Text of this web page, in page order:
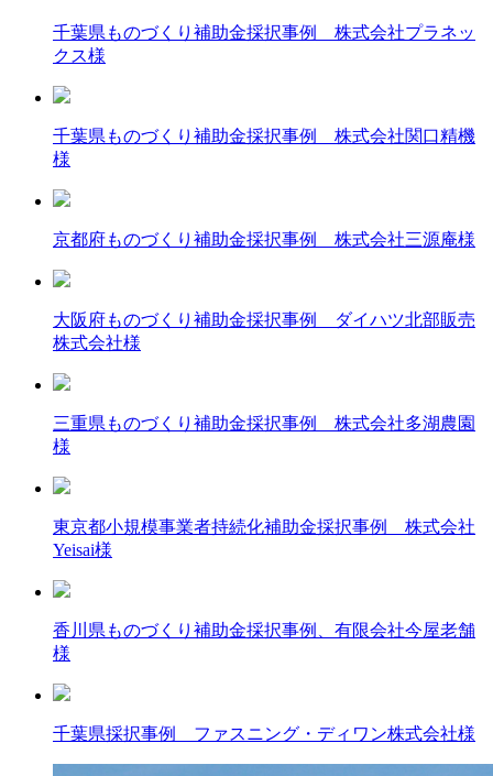
千葉県ものづくり補助金採択事例 株式会社プラネッ
クス様
千葉県ものづくり補助金採択事例 株式会社関口精機
様
京都府ものづくり補助金採択事例 株式会社三源庵様
大阪府ものづくり補助金採択事例 ダイハツ北部販売
株式会社様
三重県ものづくり補助金採択事例 株式会社多湖農園
様
東京都小規模事業者持続化補助金採択事例 株式会社
Yeisai様
香川県ものづくり補助金採択事例、有限会社今屋老舗
様
千葉県採択事例 ファスニング・ディワン株式会社様